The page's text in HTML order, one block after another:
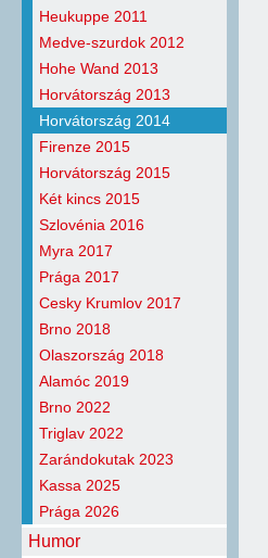
Heukuppe 2011
Medve-szurdok 2012
Hohe Wand 2013
Horvátország 2013
Horvátország 2014
Firenze 2015
Horvátország 2015
Két kincs 2015
Szlovénia 2016
Myra 2017
Prága 2017
Cesky Krumlov 2017
Brno 2018
Olaszország 2018
Alamóc 2019
Brno 2022
Triglav 2022
Zarándokutak 2023
Kassa 2025
Prága 2026
Humor